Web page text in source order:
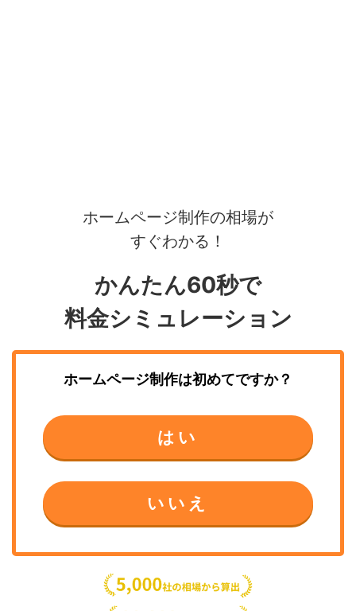
ホームページ制作の相場が
すぐわかる！
かんたん60秒で
料金シミュレーション
ホームページ制作は初めてですか？
はい
いいえ